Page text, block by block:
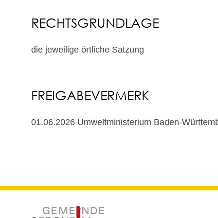
RECHTSGRUNDLAGE
die jeweilige örtliche Satzung
FREIGABEVERMERK
01.06.2026 Umweltministerium Baden-